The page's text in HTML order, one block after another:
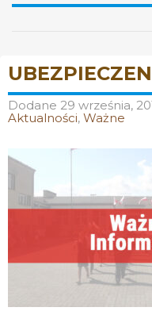
Dodane 29 września,
Aktualności, Ważne